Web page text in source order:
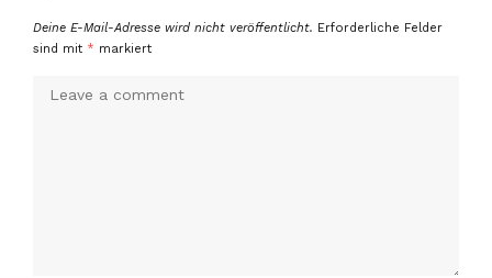
Deine E-Mail-Adresse wird nicht veröffentlicht. Erforderliche Felder
sind mit * markiert